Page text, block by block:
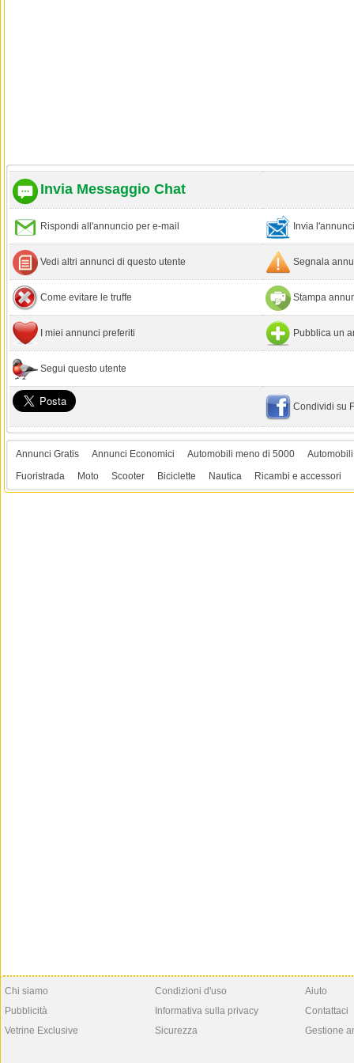
Invia Messaggio Chat
Rispondi all'annuncio per e-mail Invia
Vedi altri annunci di questo utente Segnala
Come evitare le truffe Stampa
I miei annunci preferiti Pubblica un
Segui questo utente
Condividi su
Annunci Gratis Annunci Economici Automobili meno di 5000
Fuoristrada
Moto Scooter Biciclette Nautica Ricambi e accessori
Chi siamo
Pubblicità
Vetrine Exclusive
Condizioni d'uso
Informativa sulla privacy
Sicurezza
Aiuto
Contattaci
Gestione